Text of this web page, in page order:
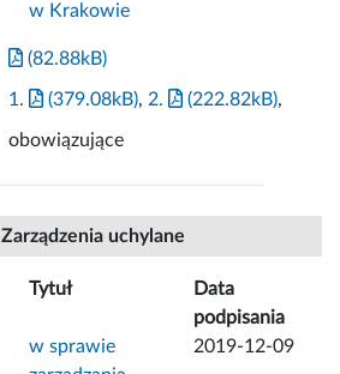
w Krakowie
(82.88kB)
1. (379.08kB), 2. (222.82kB),
obowiązujące
Zarządzenia uchylane
Tytuł
Data
podpisania
w sprawie
2019-12-09